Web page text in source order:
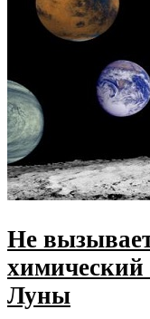
Не
химический
Луны